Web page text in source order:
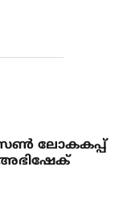
ലോകകപ്പ്
അഭിഷേക്